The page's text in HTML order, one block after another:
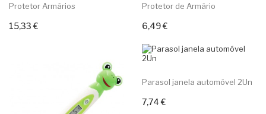
Protetor Armários
15,33 €Adicionar ao carrinho
Protetor de Armário
6,49 €Adicionar ao carrinho
Parasol janela automóvel 2Un
7,74 €Adicionar ao carrinho